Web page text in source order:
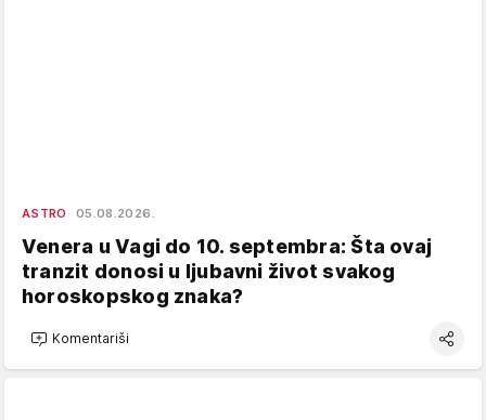
ASTRO 05.08.2026.
Venera u Vagi do 10. septembra: Šta ovaj
tranzit donosi u ljubavni život svakog
horoskopskog znaka?
Komentariši